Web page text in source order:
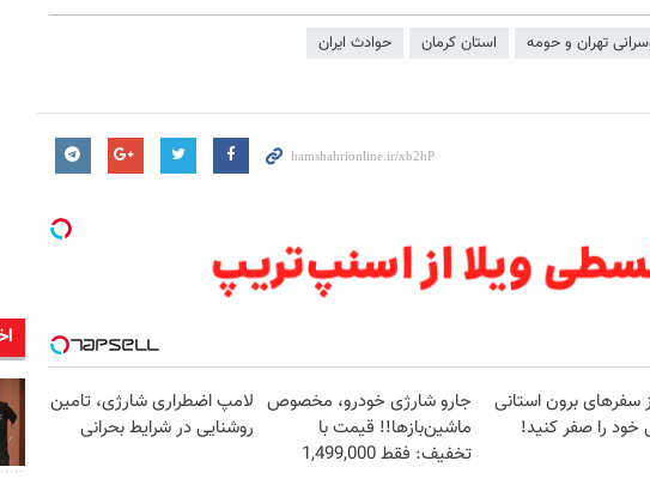
تهران و حومه استان‌ کرمان حوادث ایران
سفرهای برون استانی
خود را صفر کنید!
جارو شارژی خودرو، مخصوص
ماشین‌باز‌ها!! قیمت با
تخفیف: فقط 1,499,000
لامپ اضطراری شارژی، تامین
روشنایی در شرایط بحرانی